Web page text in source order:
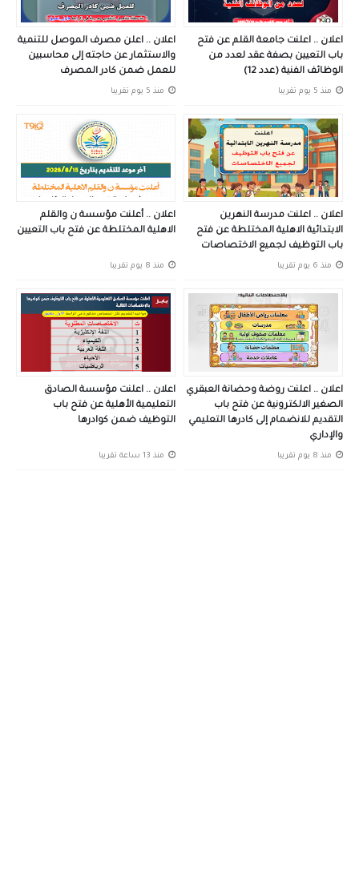
اعلان .. اعلنت جامعة القلم عن فتح
باب التعيين بصفة عقد لعدد من
الوظائف الفنية (عدد 12)
منذ 5 يوم تقريبا
اعلان .. اعلن مصرف الموصل للتنمية
والاستثمار عن حاجته إلى محاسبين
للعمل ضمن كادر المصرف
منذ 5 يوم تقريبا
اعلان .. اعلنت مدرسة النهرين
الابتدائية الاهلية المختلطة عن فتح
باب التوظيف لجميع الاختصاصات
منذ 6 يوم تقريبا
اعلان .. أعلنت مؤسسة ن والقلم
الاهلية المختلطة عن فتح باب التعيين
منذ 8 يوم تقريبا
اعلان .. اعلنت روضة وحضانة العبقري
الصغير الالكترونية عن فتح باب
التقديم للانضمام إلى كادرها التعليمي
والإداري
منذ 8 يوم تقريبا
اعلان .. اعلنت مؤسسة الصادق
التعليمية الأهلية عن فتح باب
التوظيف ضمن كوادرها
منذ 13 ساعة تقريبا